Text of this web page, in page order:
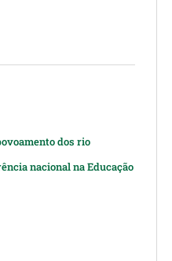
dos rio
nacional na Educação